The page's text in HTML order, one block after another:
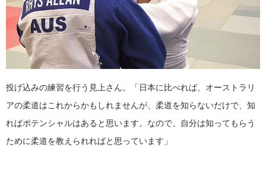
投げ込みの練習を行う見上さん。「日本に比べれば、オーストラリ
アの柔道はこれからかもしれませんが、柔道を知らないだけで、知
ればポテンシャルはあると思います。なので、自分は知ってもらう
ために柔道を教えられればと思っています」